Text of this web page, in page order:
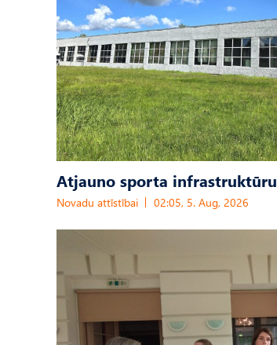
Atjauno sporta infrastruktūru
Novadu attīstībai 02:05, 5. Aug, 2026